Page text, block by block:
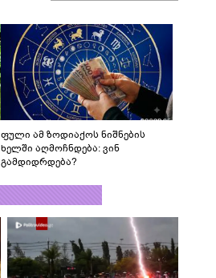
ფული ამ ზოდიაქოს ნიშნების
ხელში აღმოჩნდება: ვინ
გამდიდრდება?